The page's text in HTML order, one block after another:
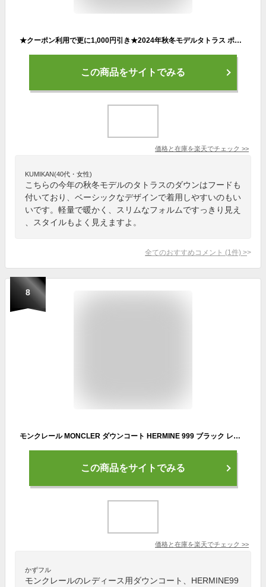
★クーポン利用で更に1,000円引き★2024年秋冬モデルタトラス ポリテアマ ダウンジャケット ブラック 黒フード付き レディース ダウンコート セミロング ブランドTATRAS POLITEAMA DOWNJACKET LTAT24A4694-D
この商品をサイトでみる
価格と在庫を楽天でチェック >>
KUMIKAN(40代・女性)
こちらの今年の秋冬モデルのタトラスのダウンはフードも
付いており、ベーシックなデザインで着用しやすいのもい
いです。軽量で暖かく、スリムなフォルムですっきり見え
、スタイルもよく見えますよ。
全てのおすすめコメント (1 件) >
8
モンクレール MONCLER ダウンコート HERMINE 999 ブラック レディース クリスマス ギフト プレゼント
この商品をサイトでみる
価格と在庫を楽天でチェック >>
かずフル
モンクレールのレディース用ダウンコート、HERMINE99